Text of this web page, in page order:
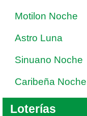
Motilon Noche
Astro Luna
Sinuano Noche
Caribeña Noche
Loterías